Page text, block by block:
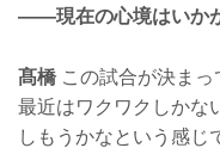
——現在の心境はいか
髙橋 この試合が決まっ
最近はワクワクしかな
しもうかなという感じ